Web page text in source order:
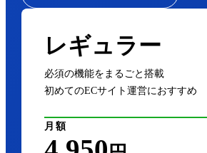
レギュラー
必須の機能をまるごと搭載
初めてのECサイト運営におすすめ
月額